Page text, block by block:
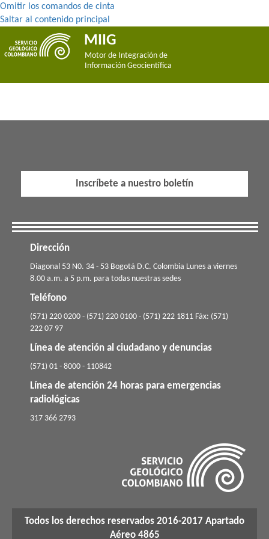
Omitir los comandos de cinta
Saltar al contenido principal
MIIG
Motor de Integración de
Información Geocientífica
Inscríbete a nuestro boletín
Dirección
​​​Diagonal 53 N0. 34 - 53 Bogotá D.C. Colombia Lunes a viernes
8.00 a.m. a 5 p.m. para todas nuestras sedes
Teléfono
(571) 220 0200 - (571) 220 0100 - (571) 222 1811 Fáx: (571)
222 07 97
Línea de atención al ciudadano y denuncias
(571) 01 - 8000 - 110842
Línea de atención 24 horas para emergencias
radiológicas
​317 366 2793
Todos los derechos reservados 2016-2017 Apartado
Aéreo 4865